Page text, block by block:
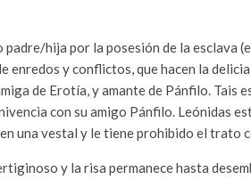
hija por la posesión de la esclava
enredos y conflictos, que hacen la
de Erotía, y amante de Pánfilo. Tais
con su amigo Pánfilo. Leónidas
una vestal y le tiene prohibido el trato
y la risa permanece hasta